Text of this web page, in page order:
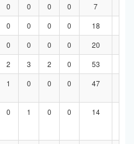
0 0 0 0 7
0 0 0 0 18
0 0 0 0 20
2 3 2 0 53
1 0 0 0 47
0 1 0 0 14